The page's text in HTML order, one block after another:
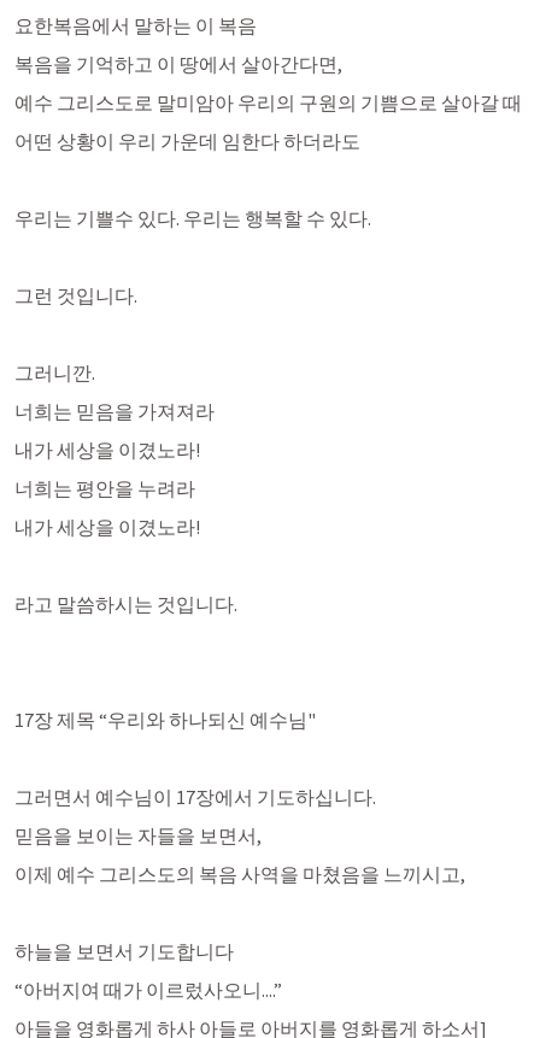
요한복음에서 말하는 이 복음
복음을 기억하고 이 땅에서 살아간다면,
예수 그리스도로 말미암아 우리의 구원의 기쁨으로 살아갈 때
어떤 상황이 우리 가운데 임한다 하더라도
우리는 기쁠수 있다. 우리는 행복할 수 있다.
그런 것입니다.
그러니깐.
너희는 믿음을 가져져라
내가 세상을 이겼노라!
너희는 평안을 누려라
내가 세상을 이겼노라!
라고 말씀하시는 것입니다.
17장 제목 “우리와 하나되신 예수님"
그러면서 예수님이 17장에서 기도하십니다.
믿음을 보이는 자들을 보면서,
이제 예수 그리스도의 복음 사역을 마쳤음을 느끼시고,
하늘을 보면서 기도합니다
“아버지여 때가 이르렀사오니....”
아들을 영화롭게 하사 아들로 아버지를 영화롭게 하소서]